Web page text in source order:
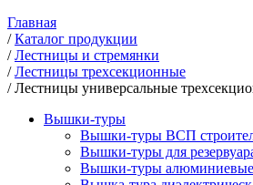
Главная
/Каталог продукции
/Лестницы и стремянки
/Лестницы трехсекционные
/Лестницы универсальные
Вышки-туры
Вышки-туры ВСП
Вышки-туры для
Вышки-туры алюминиевые